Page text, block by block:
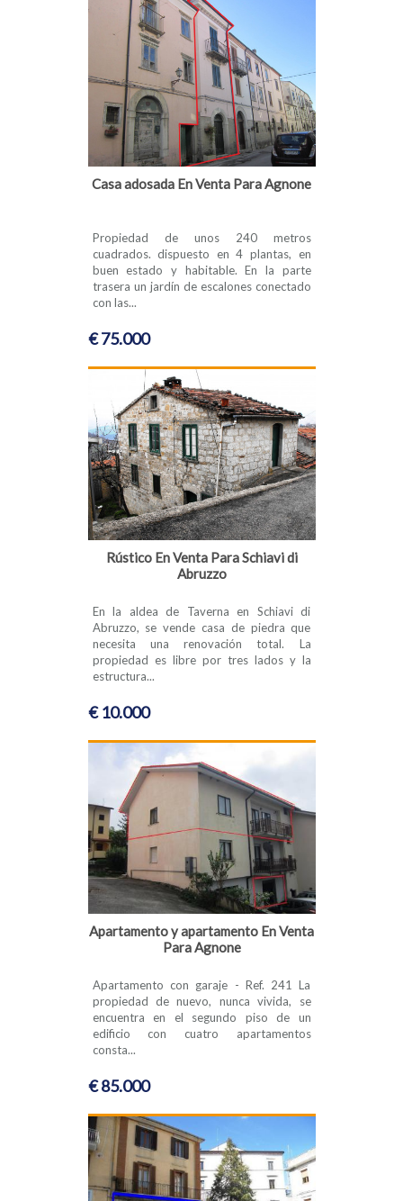
Casa adosada En Venta Para Agnone
Propiedad de unos 240 metros
cuadrados. dispuesto en 4 plantas, en
buen estado y habitable. En la parte
trasera un jardín de escalones conectado
con las...
€ 75.000
Rústico En Venta Para Schiavi di
Abruzzo
En la aldea de Taverna en Schiavi di
Abruzzo, se vende casa de piedra que
necesita una renovación total. La
propiedad es libre por tres lados y la
estructura...
€ 10.000
Apartamento y apartamento En Venta
Para Agnone
Apartamento con garaje - Ref. 241 La
propiedad de nuevo, nunca vivida, se
encuentra en el segundo piso de un
edificio con cuatro apartamentos
consta...
€ 85.000